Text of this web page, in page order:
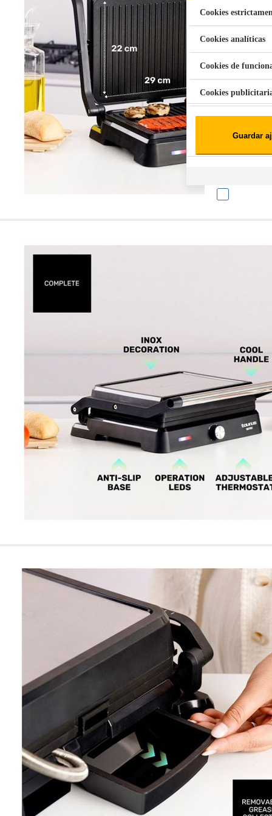
Aspiradora Quitamanchas 450W
Cookies
Cookies analíticas
Cookies de
Cookies
Más información
Cookies
Estas cookies son
cookies
administrar tu
presentación del
existencia de estas
información de
Información de las
Información de las
Estas cookies
por terceras partes
no funcionarán
Información de las
Cookies
Nuestros partners
crear un perfil de
publicidad estará
Información de las
Guardar